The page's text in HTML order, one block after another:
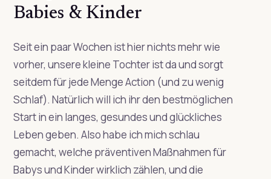
Babies & Kinder
Seit ein paar Wochen ist hier nichts mehr wie
vorher, unsere kleine Tochter ist da und sorgt
seitdem für jede Menge Action (und zu wenig
Schlaf). Natürlich will ich ihr den bestmöglichen
Start in ein langes, gesundes und glückliches
Leben geben. Also habe ich mich schlau
gemacht, welche präventiven Maßnahmen für
Babys und Kinder wirklich zählen, und die